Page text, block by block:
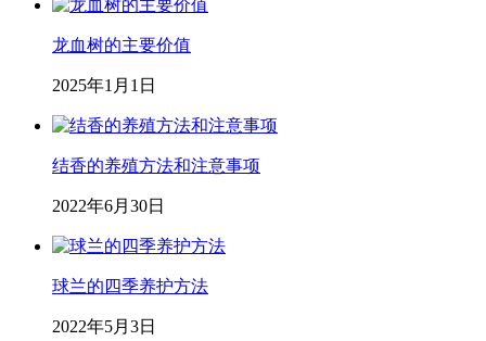
龙血树的主要价值
2025年1月1日
结香的养殖方法和注意事项
2022年6月30日
球兰的四季养护方法
2022年5月3日